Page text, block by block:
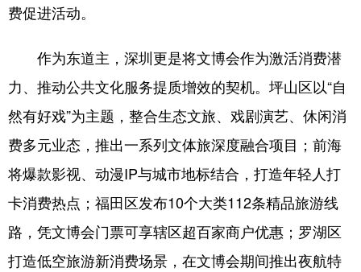
费促进活动。
作为东道主，深圳更是将文博会作为激活消费潜
力、推动公共文化服务提质增效的契机。坪山区以“自
然有好戏”为主题，整合生态文旅、戏剧演艺、休闲消
费多元业态，推出一系列文体旅深度融合项目；前海
将爆款影视、动漫IP与城市地标结合，打造年轻人打
卡消费热点；福田区发布10个大类112条精品旅游线
路，凭文博会门票可享辖区超百家商户优惠；罗湖区
打造低空旅游新消费场景，在文博会期间推出夜航特